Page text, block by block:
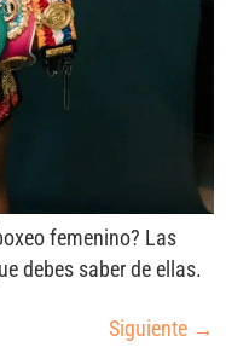
femenino? Las
debes saber de ellas.
Siguiente →